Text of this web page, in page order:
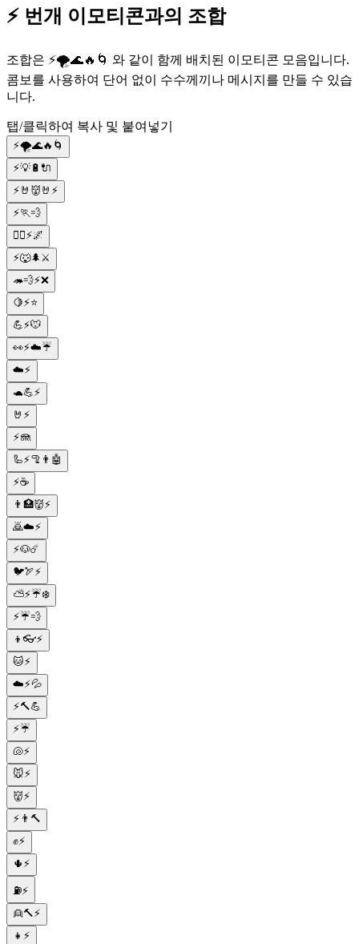
⚡ 번개 이모티콘과의 조합
조합은 ⚡🌪️🌊🔥🌀 와 같이 함께 배치된 이모티콘 모음입니다.
콤보를 사용하여 단어 없이 수수께끼나 메시지를 만들 수 있습
니다.
탭/클릭하여 복사 및 붙여넣기
⚡🌪️🌊🔥🌀
⚡💡🔋🔌
⚡🤘👹🤘⚡
⚡🏃💨
🧙‍♂️⚡🌌
⚡🐺🌲⚔️
🦔💨⚡❌
🍋⚡⭐
💪⚡🐭
👀⚡☁️☔
☁️⚡
🐢💪⚡
🤘⚡
⚡🪼
🦾⚡🦿👨🤖
⚡☕
👨🏥👹⚡
🙇☁️⚡
⚡🐶☄️
🐦🏹⚡
⛅⚡☔❄️
⚡☔💨
👦👓⚡
🐱⚡
☁️⚡💦
⚡🔨💪
⚡☔
🐚⚡
🐭⚡
👹⚡
⚡👨🔨
✊⚡
🌵⚡
⛽⚡
👱🔨⚡
👧⚡